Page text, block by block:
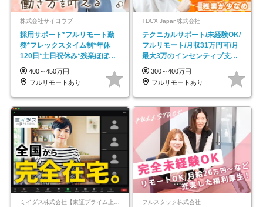
株式会社サイヨウブ
採用サポート*フルリモート勤
務*フレックスタイム制*年休
120日*土日祝休み*残業ほぼな
し*育児中社員8割以上
400～450万円
フルリモートあり
TDCX Japan株式会社
テクニカルサポート/未経験OK/
フルリモート/月収31万円可/月
最大3万のインセンティブ支給/
平均年齢33歳
300～400万円
フルリモートあり
ミイダス株式会社【東証プライム上場パーソルグループ】 フルスタック株式会社